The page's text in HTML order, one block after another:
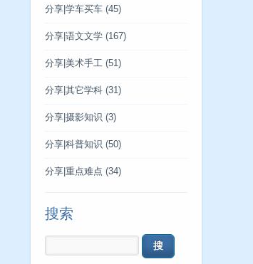
分享|学车买车 (45)
分享|语文文学 (167)
分享|美术手工 (51)
分享|其它学科 (31)
分享|摄影知识 (3)
分享|科普知识 (50)
分享|重点难点 (34)
搜索